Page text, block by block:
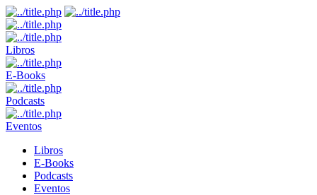
Libros
E-Books
Podcasts
Eventos
Libros
E-Books
Podcasts
Eventos